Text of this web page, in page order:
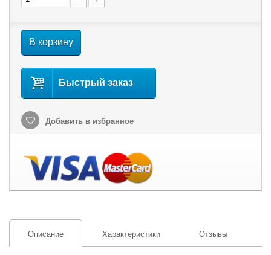
В корзину
Быстрый заказ
Добавить в избранное
Описание Характеристики Отзывы